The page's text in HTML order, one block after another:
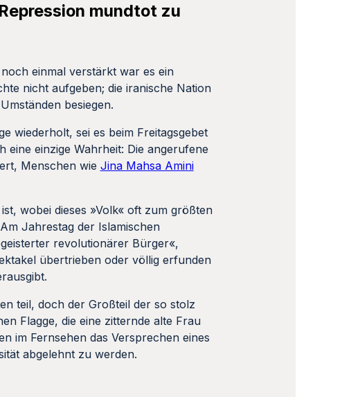
mundtot zu
einmal verstärkt war es ein
nicht aufgeben; die iranische Nation
besiegen.
wiederholt, sei es beim Freitagsgebet
einzige Wahrheit: Die angerufene
Menschen wie Jina Mahsa Amini
wobei dieses »Volk« oft zum größten
Jahrestag der Islamischen
revolutionärer Bürger«,
übertrieben oder völlig erfunden
teil, doch der Großteil der so stolz
Flagge, die eine zitternde alte Frau
im Fernsehen das Versprechen eines
abgelehnt zu werden.